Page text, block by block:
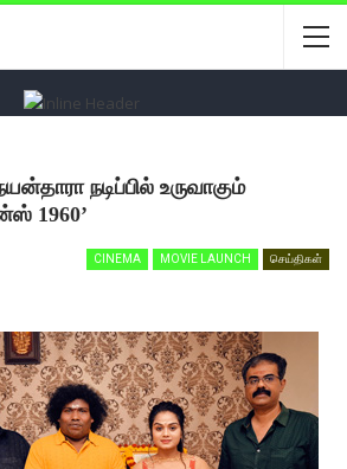
நடிப்பில் உருவாகும்
1960’
CINEMA MOVIE LAUNCH செய்திகள்